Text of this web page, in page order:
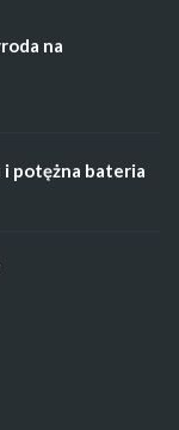
na
i potężna bateria